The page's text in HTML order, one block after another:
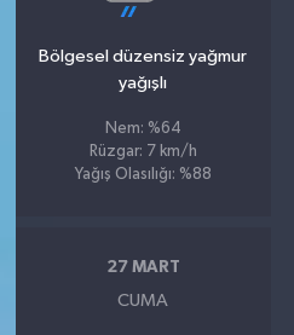
Bölgesel düzensiz yağmur
yağışlı
Nem: %64
Rüzgar: 7 km/h
Yağış Olasılığı: %88
27 MART
CUMA